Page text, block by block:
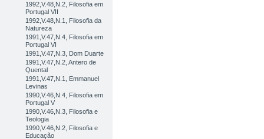
1992,V.48,N.2, Filosofia em
Portugal VII
1992,V.48,N.1, Filosofia da
Natureza
1991,V.47,N.4, Filosofia em
Portugal VI
1991,V.47,N.3, Dom Duarte
1991,V.47,N.2, Antero de
Quental
1991,V.47,N.1, Emmanuel
Levinas
1990,V.46,N.4, Filosofia em
Portugal V
1990,V.46,N.3, Filosofia e
Teologia
1990,V.46,N.2, Filosofia e
Educação